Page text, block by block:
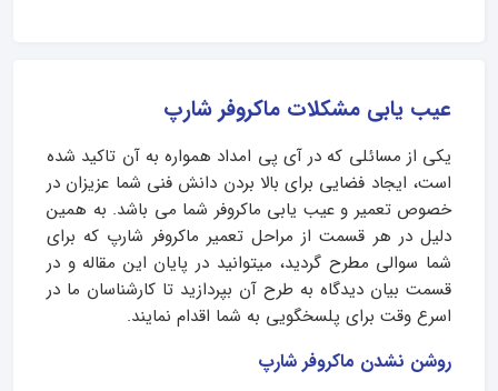
عیب یابی مشکلات ماکروفر شارپ
یکی از مسائلی که در آی پی امداد همواره به آن تاکید شده
است، ایجاد فضایی برای بالا بردن دانش فنی شما عزیزان در
خصوص تعمیر و عیب یابی ماکروفر شما می باشد. به همین
دلیل در هر قسمت از مراحل تعمیر ماکروفر شارپ که برای
شما سوالی مطرح گردید، میتوانید در پایان این مقاله و در
قسمت بیان دیدگاه به طرح آن بپردازید تا کارشناسان ما در
اسرع وقت برای پلسخگویی به شما اقدام نمایند.
روشن نشدن ماکروفر شارپ